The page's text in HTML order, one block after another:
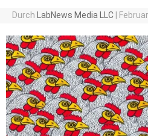
Durch LabNews Media LLC